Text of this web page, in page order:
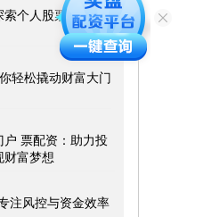
个人股票配资公
轻松撬动财富大门
票配资：助力投
财富梦想
注风控与资金效率